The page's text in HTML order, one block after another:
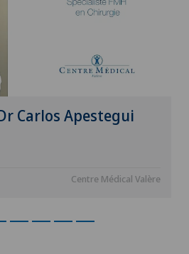
Carlos Apestegui
Centre Médical Valère